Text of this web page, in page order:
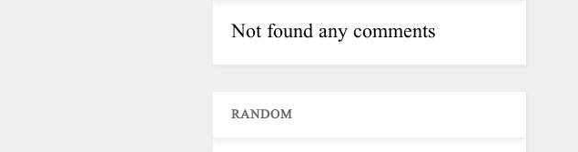
Not found any comments
RANDOM